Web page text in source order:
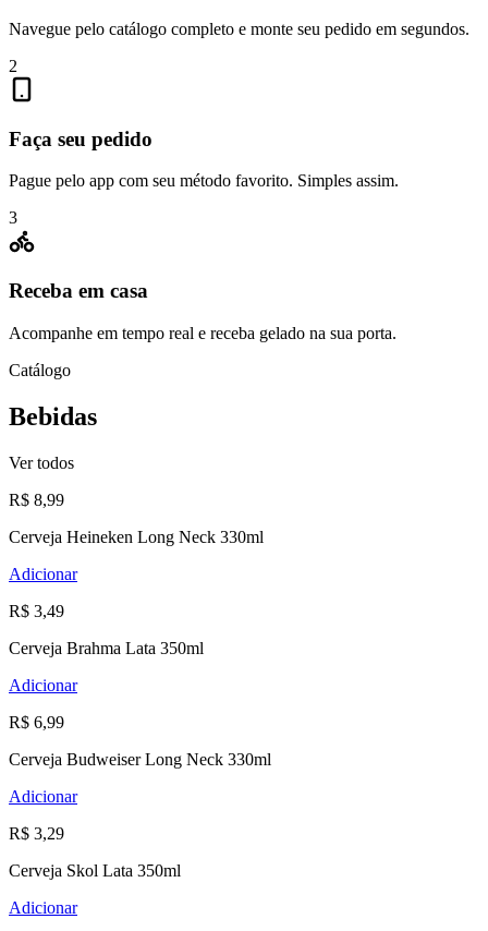
Navegue pelo catálogo completo e monte seu pedido em segundos.
2
Faça seu pedido
Pague pelo app com seu método favorito. Simples assim.
3
Receba em casa
Acompanhe em tempo real e receba gelado na sua porta.
Catálogo
Bebidas
Ver todos
R$ 8,99
Cerveja Heineken Long Neck 330ml
Adicionar
R$ 3,49
Cerveja Brahma Lata 350ml
Adicionar
R$ 6,99
Cerveja Budweiser Long Neck 330ml
Adicionar
R$ 3,29
Cerveja Skol Lata 350ml
Adicionar